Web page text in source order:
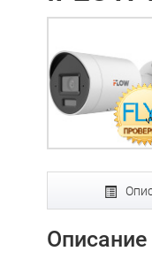
Описание